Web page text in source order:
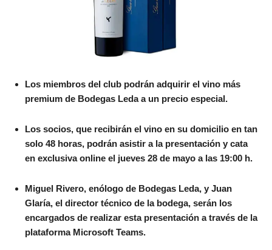
Los miembros del club podrán adquirir el vino más
premium de Bodegas Leda a un precio especial.
Los socios, que recibirán el vino en su domicilio en tan
solo 48 horas, podrán asistir a la presentación y cata
en exclusiva online el jueves 28 de mayo a las 19:00 h.
Miguel Rivero, enólogo de Bodegas Leda, y Juan
Glaría, el director técnico de la bodega, serán los
encargados de realizar esta presentación a través de la
plataforma Microsoft Teams.